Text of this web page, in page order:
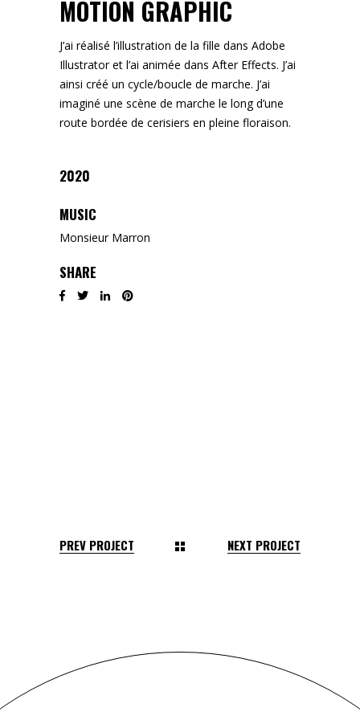
MOTION GRAPHIC
J’ai réalisé l’illustration de la fille dans Adobe
Illustrator et l’ai animée dans After Effects. J’ai
ainsi créé un cycle/boucle de marche. J’ai
imaginé une scène de marche le long d’une
route bordée de cerisiers en pleine floraison.
2020
MUSIC
Monsieur Marron
SHARE
PREV PROJECT NEXT PROJECT